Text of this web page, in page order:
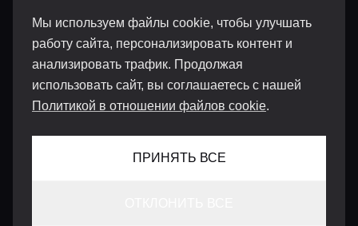
Мы используем файлы cookie, чтобы улучшать
работу сайта, персонализировать контент и
анализировать трафик. Продолжая
использовать сайт, вы соглашаетесь с нашей
Политикой в отношении файлов cookie.
ПРИНЯТЬ ВСЕ